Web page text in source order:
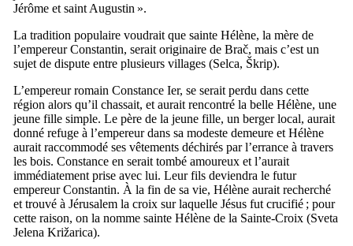
Jérôme et saint Augustin ».
La tradition populaire voudrait que sainte Hélène, la mère de
l’empereur Constantin, serait originaire de Brač, mais c’est un
sujet de dispute entre plusieurs villages (Selca, Škrip).
L’empereur romain Constance Ier, se serait perdu dans cette
région alors qu’il chassait, et aurait rencontré la belle Hélène, une
jeune fille simple. Le père de la jeune fille, un berger local, aurait
donné refuge à l’empereur dans sa modeste demeure et Hélène
aurait raccommodé ses vêtements déchirés par l’errance à travers
les bois. Constance en serait tombé amoureux et l’aurait
immédiatement prise avec lui. Leur fils deviendra le futur
empereur Constantin. À la fin de sa vie, Hélène aurait recherché
et trouvé à Jérusalem la croix sur laquelle Jésus fut crucifié ; pour
cette raison, on la nomme sainte Hélène de la Sainte-Croix (Sveta
Jelena Križarica).